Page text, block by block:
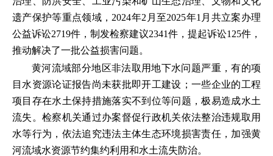
遗产保护等重点领域，2024年2月至2025年1月共立案办理
公益诉讼2719件，制发检察建议2341件，提起诉讼125件，
推动解决了一批公益损害问题。
黄河流域部分地区非法取用地下水问题严重，有的项
目水资源论证报告尚未获批即开工建设；一些企业的工程
项目存在水土保持措施落实不到位等问题，极易造成水土
流失。检察机关通过办案督促行政机关依法整治违规取用
水等行为，依法追究违法主体生态环境损害责任，加强黄
河流域水资源节约集约利用和水土流失防治。